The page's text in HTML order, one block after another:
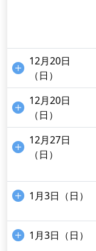
12月20日
（日）
12月20日
（日）
12月27日
（日）
1月3日（日）
1月3日（日）